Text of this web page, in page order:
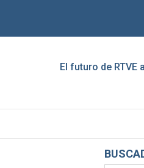
El futuro de RTVE